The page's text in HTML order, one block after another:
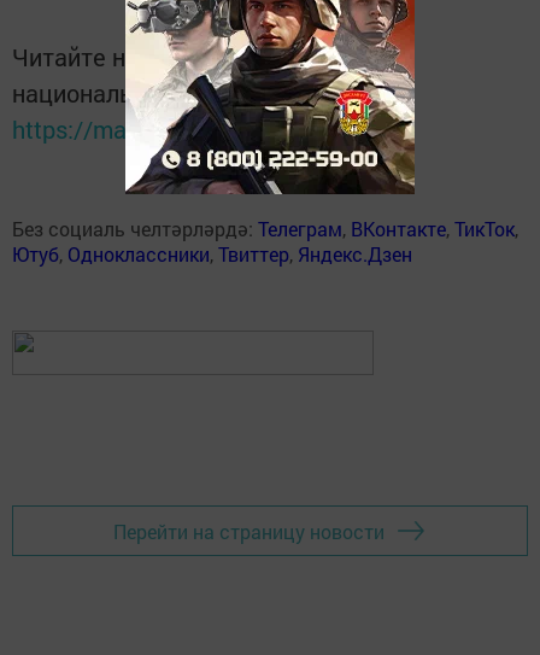
Читайте новости Татарстана в
национальном мессенджере MАХ:
https://max.ru/tatmedia
Без социаль челтәрләрдә: Телеграм, ВКонтакте,ТикТок,
Ютуб, Одноклассники,Твиттер, Яндекс.Дзен
Перейти на страницу новости